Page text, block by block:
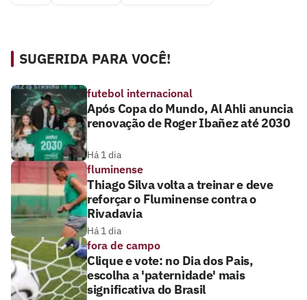
SUGERIDA PARA VOCÊ!
futebol internacional
Após Copa do Mundo, Al Ahli anuncia
renovação de Roger Ibañez até 2030
Há 1 dia
fluminense
Thiago Silva volta a treinar e deve
reforçar o Fluminense contra o
Rivadavia
Há 1 dia
fora de campo
Clique e vote: no Dia dos Pais,
escolha a 'paternidade' mais
significativa do Brasil